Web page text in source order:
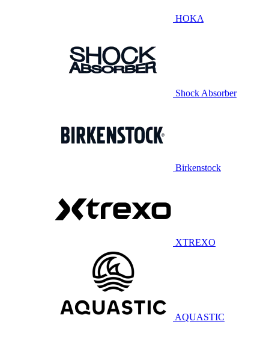
HOKA
Shock Absorber
Birkenstock
XTREXO
AQUASTIC